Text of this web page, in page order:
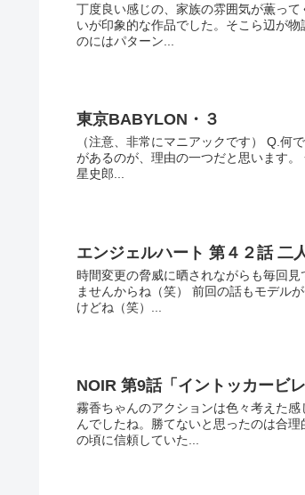
丁度良い感じの、家族の雰囲気が薫っ
いが印象的な作品でした。そこら辺が
のにはパターン...
東京BABYLON・３
（注意、非常にマニアックです） Q.何
があるのが、理由の一つだと思います
星史郎...
エンジェルハート 第４２話 二
時間変更の脅威に晒されながらも毎回
ませんからね（笑） 前回の話もモデル
けどね（笑）...
NOIR 第9話「イントッカービ
霧香ちゃんのアクションは色々考えた
んでしたね。勝てないと思ったのは合
の頃に信頼していた...